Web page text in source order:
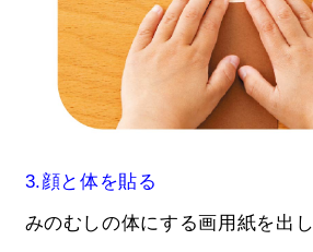
3.顔と体を貼る
みのむしの体にする画用紙を出